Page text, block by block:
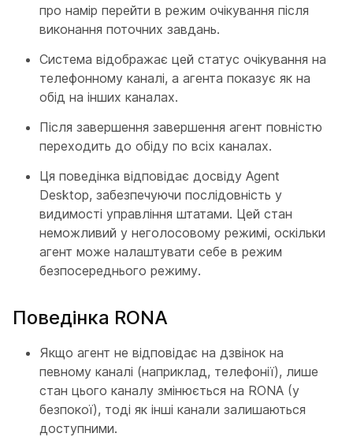
про намір перейти в режим очікування після
виконання поточних завдань.
Система відображає цей статус очікування на
телефонному каналі, а агента показує як на
обід на інших каналах.
Після завершення завершення агент повністю
переходить до обіду по всіх каналах.
Ця поведінка відповідає досвіду Agent
Desktop, забезпечуючи послідовність у
видимості управління штатами. Цей стан
неможливий у неголосовому режимі, оскільки
агент може налаштувати себе в режим
безпосереднього режиму.
Поведінка RONA
Якщо агент не відповідає на дзвінок на
певному каналі (наприклад, телефонії), лише
стан цього каналу змінюється на RONA (у
безпокої), тоді як інші канали залишаються
доступними.